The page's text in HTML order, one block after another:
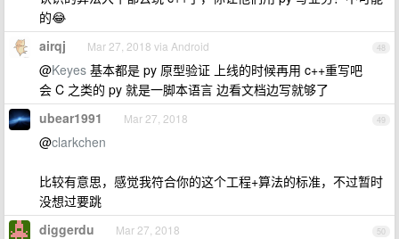
的😂
48
airqj Mar 27, 2018 via Android
@Keyes 基本都是 py 原型验证 上线的时候再用 c++重写吧
会 C 之类的 py 就是一脚本语言 边看文档边写就够了
49
ubear1991 Mar 27, 2018
@clarkchen
比较有意思，感觉我符合你的这个工程+算法的标准，不过暂时
没想过要跳
50
diggerdu Mar 27, 2018